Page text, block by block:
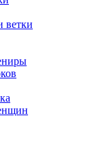
ветки